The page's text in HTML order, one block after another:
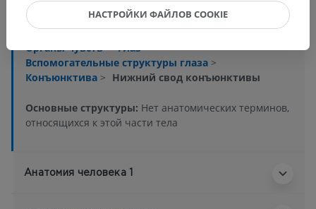
Анатомия человека 2
Человеческое тело> Systemata integrantia>
Органы чувств> Глаз>
Вспомогательные структуры глаза >
Конъюнктива > Нижний свод конъюнктивы
Основные структуры: Нет анатомических терминов,
относящихся к этой части тела
Анатомия человека 1
НАСТРОЙКИ ФАЙЛОВ COOKIE